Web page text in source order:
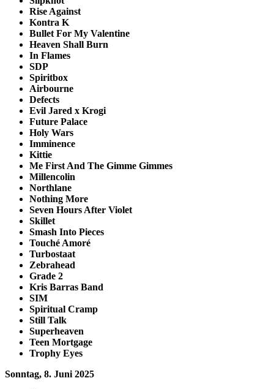
Rise Against
Kontra K
Bullet For My Valentine
Heaven Shall Burn
In Flames
SDP
Spiritbox
Airbourne
Defects
Evil Jared x Krogi
Future Palace
Holy Wars
Imminence
Kittie
Me First And The Gimme Gimmes
Millencolin
Northlane
Nothing More
Seven Hours After Violet
Skillet
Smash Into Pieces
Touché Amoré
Turbostaat
Zebrahead
Grade 2
Kris Barras Band
SIM
Spiritual Cramp
Still Talk
Superheaven
Teen Mortgage
Trophy Eyes
Sonntag, 8. Juni 2025